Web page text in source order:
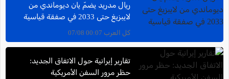
ريال مدريد يضمّ يان ديوماندي من
لايبزيغ حتى 2033 في صفقة قياسية
كل العرب 00:07 07/08
تقارير إيرانية حول الاتفاق الجديد:
حظر مرور السفن الأمريكية